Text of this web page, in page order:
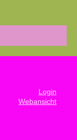
Login
Webansicht